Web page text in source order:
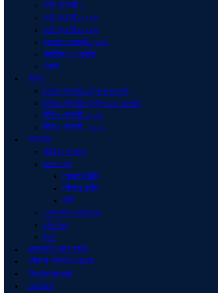
ফটো গ্যালারী-২
ফটো গ্যালারী-২০২৫
ফটো গ্যালারী-২০২৬
বৃক্ষরোপণ কর্মসূচি-২০২৬
প্রতিষ্ঠান ও প্রকৃতি
ট্রেনিং
ভিডিও
ভিডিও গ্যালারী-১(স্কুল-কলেজ)
ভিডিও গ্যালারী-২(স্কুল এন্ড কলেজ)
ভিডিও গ্যালারী-২০২৫
ভিডিও গ্যালারী- ২০২৬
অন্যান্য
পরীক্ষার ফলাফল
সকল তথ্য
প্রজ্ঞাপন/চিঠি
পরীক্ষার রুটিন
ভর্তি
একাডেমিক ক্যালেন্ডার
ছুটির দিন
ব্লগ
গুরুত্বপূর্ণ ফোন নম্বর
পরীক্ষার ফলাফল-2025
Testimonial
যোগাযোগ